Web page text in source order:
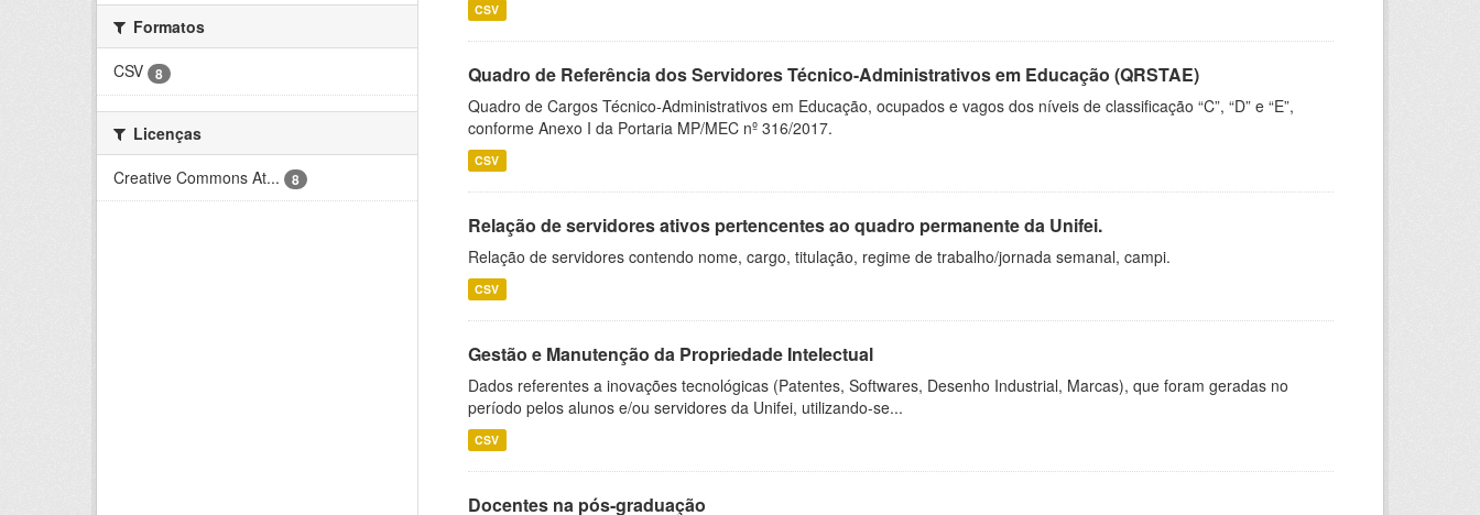
Formatos
CSV
8
Licenças
Creative Commons At...
8
CSV
Quadro de Referência dos Servidores Técnico-Administrativos em Educação (QRSTAE)
Quadro de Cargos Técnico-Administrativos em Educação, ocupados e vagos dos níveis de classificação “C”, “D” e “E”,
conforme Anexo I da Portaria MP/MEC nº 316/2017.
CSV
Relação de servidores ativos pertencentes ao quadro permanente da Unifei.
Relação de servidores contendo nome, cargo, titulação, regime de trabalho/jornada semanal, campi.
CSV
Gestão e Manutenção da Propriedade Intelectual
Dados referentes a inovações tecnológicas (Patentes, Softwares, Desenho Industrial, Marcas), que foram geradas no
período pelos alunos e/ou servidores da Unifei, utilizando-se...
CSV
Docentes na pós-graduação